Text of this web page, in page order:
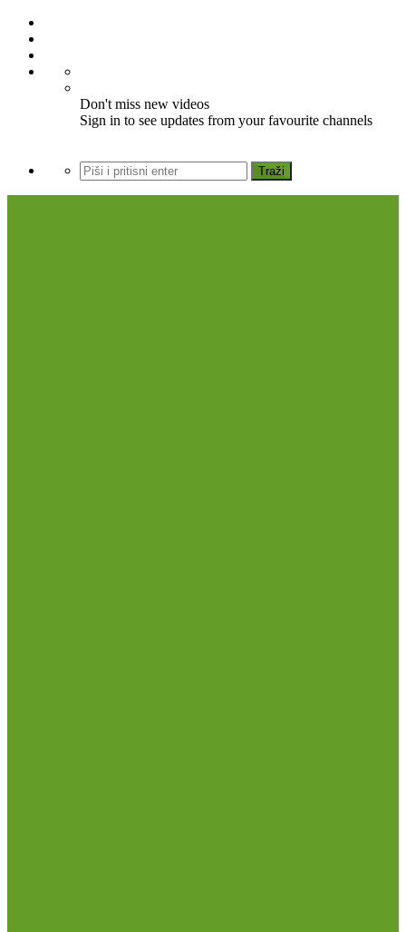
Don't miss new videos
Sign in to see updates from your favourite channels